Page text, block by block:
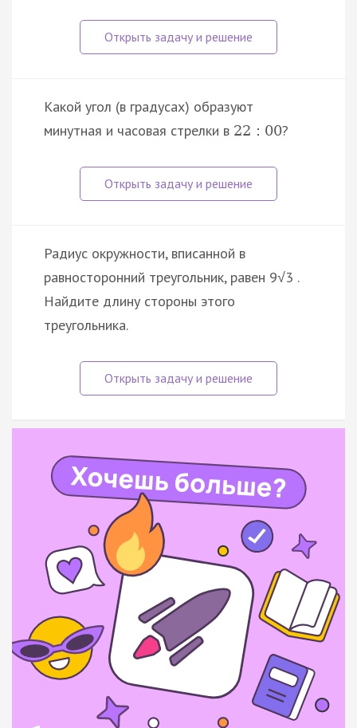
Какой угол (в градусах) образуют
минутная и часовая стрелки в 22 : 00?
Радиус окружности, вписанной в
равносторонний треугольник, равен 9√3 .
Найдите длину стороны этого
треугольника.